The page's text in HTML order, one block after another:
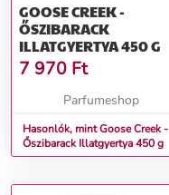
GOOSE CREEK -
ŐSZIBARACK
ILLATGYERTYA 450 G
7 970 Ft
Parfumeshop
Hasonlók, mint Goose Creek -
Őszibarack Illatgyertya 450 g